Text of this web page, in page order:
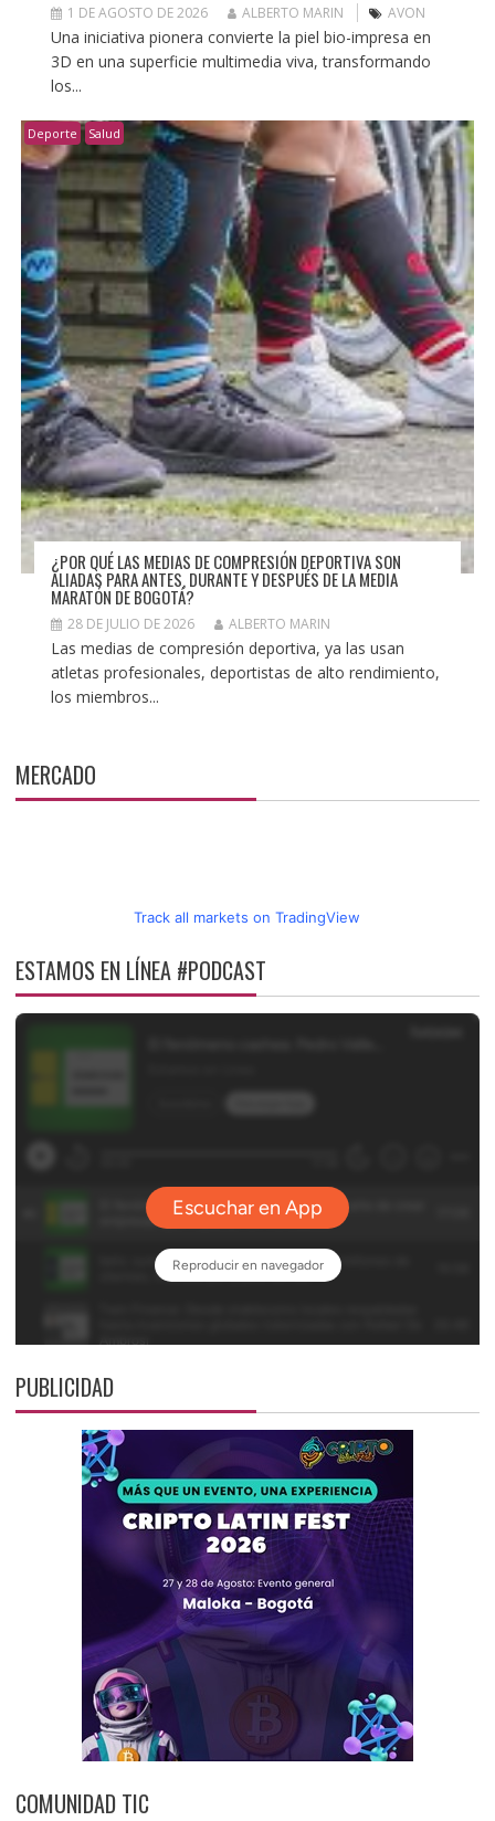
1 DE AGOSTO DE 2026 ALBERTO MARIN AVON
Una iniciativa pionera convierte la piel bio-impresa en
3D en una superficie multimedia viva, transformando
los...
Deporte Salud
¿POR QUÉ LAS MEDIAS DE COMPRESIÓN DEPORTIVA SON
ALIADAS PARA ANTES, DURANTE Y DESPUÉS DE LA MEDIA
MARATÓN DE BOGOTÁ?
28 DE JULIO DE 2026 ALBERTO MARIN
Las medias de compresión deportiva, ya las usan
atletas profesionales, deportistas de alto rendimiento,
los miembros...
MERCADO
Track all markets on TradingView
ESTAMOS EN LÍNEA #PODCAST
PUBLICIDAD
COMUNIDAD TIC